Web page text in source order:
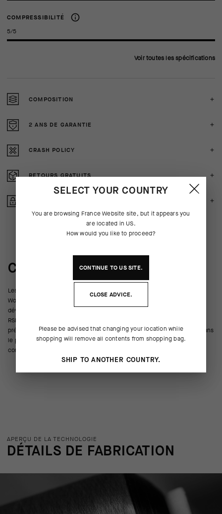
COMPRESSIBILITÉ
5/5
Voir toutes les spécifications
COMPOSITION
2 ANS DE GARANTIE
CRASH POLICY
RETOURS GRATUITS
COULISSES DU PRODUIT
Les surchaussures RSR Speed remportaient déjà les courses du
WorldTour au stade de prototype. La génération S11 est le fruit d’un
développement constant sur le WorldTour. Elle met à jour la plateforme
RSR avec du silicone adhérent supplémentaire sur la cheville tout en
préservant l’aérodynamisme, le tout mesuré en soufflerie et éprouvé dans
le peloton. L’adhérence intégrée sur la partie supérieure permet de
conserver une hauteur conforme au règlement de l’UCI.
APERÇU DE LA TECHNOLOGIE
DÉTAILS DE FABRICATION
SELECT YOUR COUNTRY
You are browsing France Website site, but it appears you
are located in US.
How would you like to proceed?
CONTINUE TOUSSITE.
CLOSE ADVICE.
Please be advised that changing your location while
shopping will remove all contents from shopping bag.
SHIP TO ANOTHER COUNTRY.